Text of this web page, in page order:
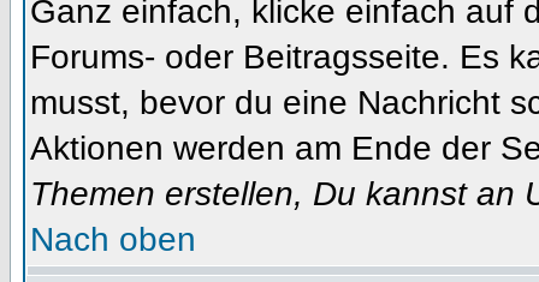
Ganz einfach, klicke einfach auf
Forums- oder Beitragsseite. Es
musst, bevor du eine Nachricht
Aktionen werden am Ende der
Themen erstellen, Du kannst an
Nach oben